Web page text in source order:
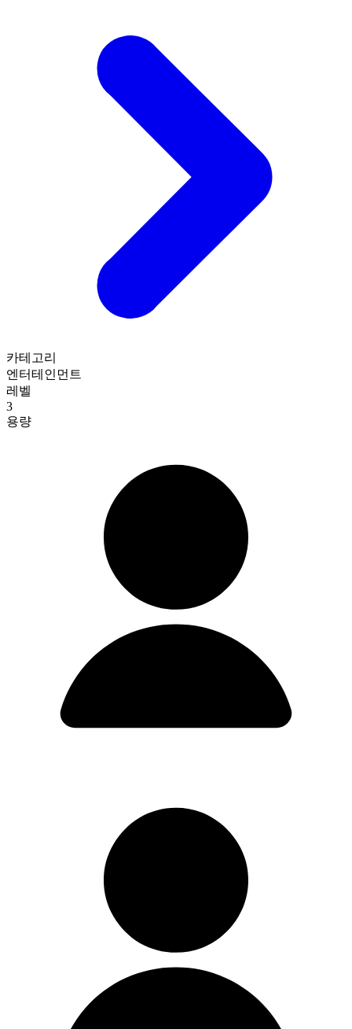
카테고리
엔터테인먼트
레벨
3
용량